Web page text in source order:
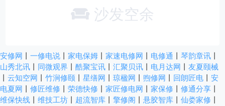
沙发空余
安修网 一修电说 家电保姆 家速电修网 电修通 琴韵章讯
山秀北讯
同微观界 酷聚宝讯 汇聚贝讯 电月达网
友夏颐械
云知空网 竹涧修颐 星缮网 琼楹网 煦修网 回朗匠电
安
电夏网
修匠维修 荣德快修 家匠修电网 家保修 修通分享
维保快线
维技工坊 超流智库 擎修阁 悬胶智库 仙娄家修